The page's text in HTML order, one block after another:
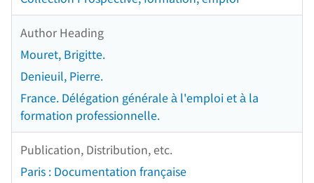
Author Heading
Mouret, Brigitte.
Denieuil, Pierre.
France. Délégation générale à l'emploi et à la
formation professionnelle.
Publication, Distribution, etc.
Paris : Documentation française